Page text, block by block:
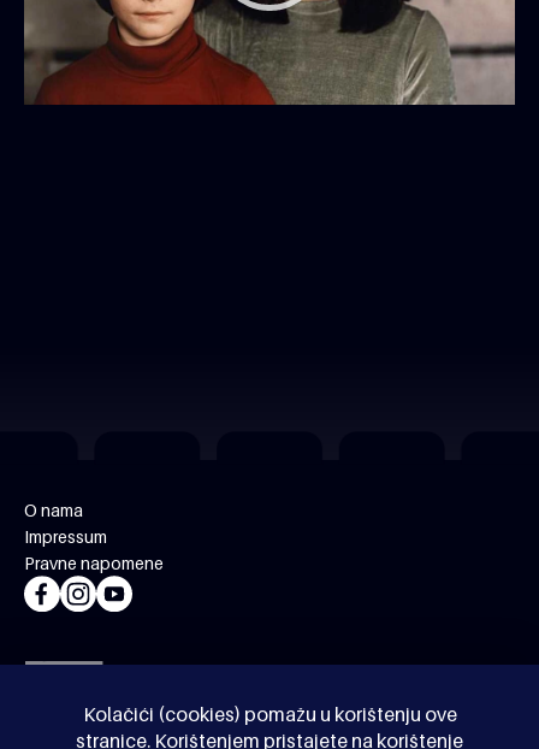
Kolačići (cookies) pomažu u korištenju ove
stranice. Korištenjem pristajete na korištenje
O nama
Impressum
Pravne napomene